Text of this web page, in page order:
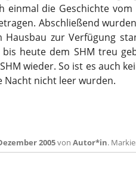
einmal die Geschichte
Abschließend
Hausbau zur Verfügung
heute dem SHM treu
wieder. So ist es auch
Nacht nicht leer wurden.
2005von Autor*in.